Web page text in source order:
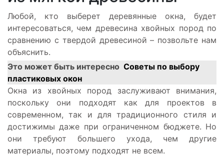
Любой, кто выберет деревянные окна, будет
интересоваться, чем древесина хвойных пород по
сравнению с твердой древесиной – позвольте нам
объяснить.
Это может быть интересно Советы по выбору
пластиковых окон
Окна из хвойных пород заслуживают внимания,
поскольку они подходят как для проектов в
современном, так и для традиционного стиля и
достижимы даже при ограниченном бюджете. Но
они требуют большего ухода, чем другие
материалы, поэтому подходят не всем.